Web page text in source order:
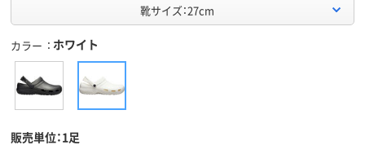
靴サイズ：27cm
カラー ホワイト
販売単位：1足